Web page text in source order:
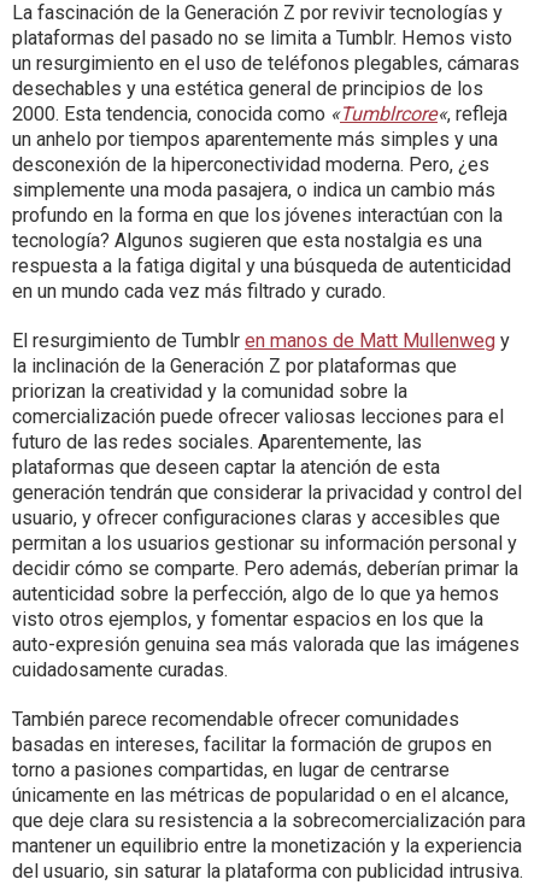
La fascinación de la Generación Z por revivir tecnologías y
plataformas del pasado no se limita a Tumblr. Hemos visto
un resurgimiento en el uso de teléfonos plegables, cámaras
desechables y una estética general de principios de los
2000. Esta tendencia, conocida como «Tumblrcore«, refleja
un anhelo por tiempos aparentemente más simples y una
desconexión de la hiperconectividad moderna. ​Pero, ¿es
simplemente una moda pasajera, o indica un cambio más
profundo en la forma en que los jóvenes interactúan con la
tecnología? Algunos sugieren que esta nostalgia es una
respuesta a la fatiga digital y una búsqueda de autenticidad
en un mundo cada vez más filtrado y curado.
El resurgimiento de Tumblr en manos de Matt Mullenweg y
la inclinación de la Generación Z por plataformas que
priorizan la creatividad y la comunidad sobre la
comercialización puede ofrecer valiosas lecciones para el
futuro de las redes sociales. Aparentemente, las
plataformas que deseen captar la atención de esta
generación tendrán que considerar la ​privacidad y control del
usuario, y ofrecer configuraciones claras y accesibles que
permitan a los usuarios gestionar su información personal y
decidir cómo se comparte.​ Pero además, deberían primar la
autenticidad sobre la perfección, algo de lo que ya hemos
visto otros ejemplos, y fomentar espacios en los que la
auto-expresión genuina sea más valorada que las imágenes
cuidadosamente curadas.​
También parece recomendable ofrecer comunidades
basadas en intereses, facilitar la formación de grupos en
torno a pasiones compartidas, en lugar de centrarse
únicamente en las métricas de popularidad o en el alcance,
que deje clara su resistencia a la sobrecomercialización para
mantener un equilibrio entre la monetización y la experiencia
del usuario, sin saturar la plataforma con publicidad intrusiva.​